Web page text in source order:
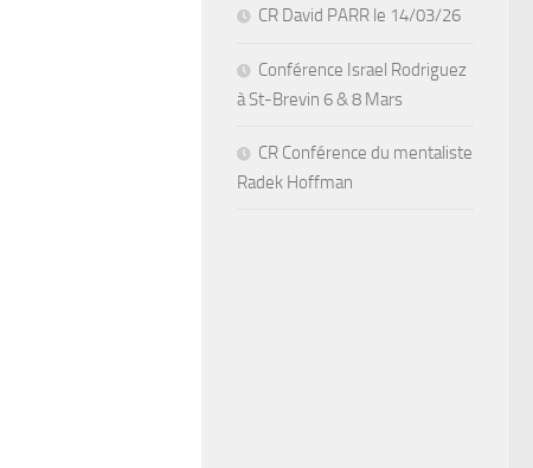
CR David PARR le 14/03/26
Conférence Israel Rodriguez
à St-Brevin 6 & 8 Mars
CR Conférence du mentaliste
Radek Hoffman